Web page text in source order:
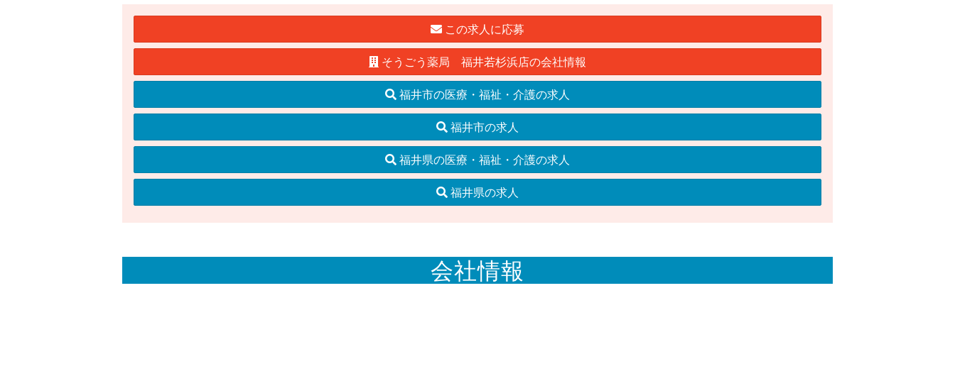
この求人に応募
そうごう薬局 福井若杉浜店の会社情報
福井市の医療・福祉・介護の求人
福井市の求人
福井県の医療・福祉・介護の求人
福井県の求人
会社情報